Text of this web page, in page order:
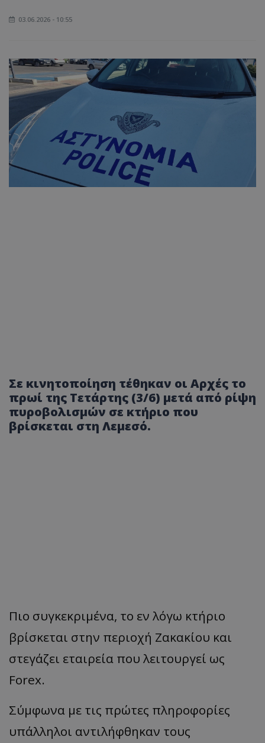
03.06.2026 - 10:55
Σε κινητοποίηση τέθηκαν οι Αρχές το
πρωί της Τετάρτης (3/6) μετά από ρίψη
πυροβολισμών σε κτήριο που
βρίσκεται στη Λεμεσό.
Πιο συγκεκριμένα, το εν λόγω κτήριο
βρίσκεται στην περιοχή Ζακακίου και
στεγάζει εταιρεία που λειτουργεί ως
Forex.
Σύμφωνα με τις πρώτες πληροφορίες
υπάλληλοι αντιλήφθηκαν τους